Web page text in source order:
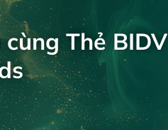
Thẻ BIDV